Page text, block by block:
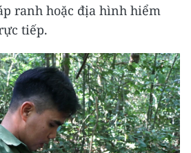
ranh hoặc địa hình hiểm
tiếp.